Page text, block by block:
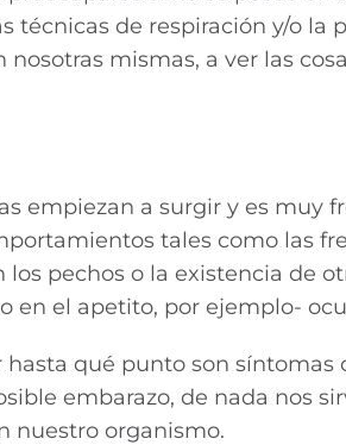
técnicas de respiración y/o
mismas, a ver las
empiezan a surgir y es muy
tales como las
pechos o la existencia de
en el apetito, por ejemplo-
qué punto son síntomas
embarazo, de nada nos
nuestro organismo.